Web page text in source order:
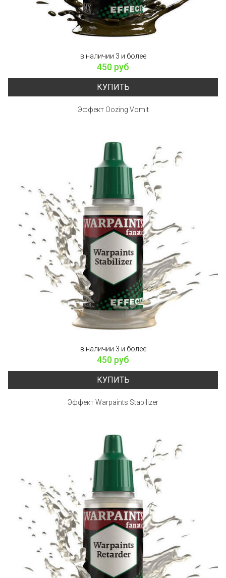
в наличии 3 и более
450 руб
КУПИТЬ
Эффект Oozing Vomit
в наличии 3 и более
450 руб
КУПИТЬ
Эффект Warpaints Stabilizer